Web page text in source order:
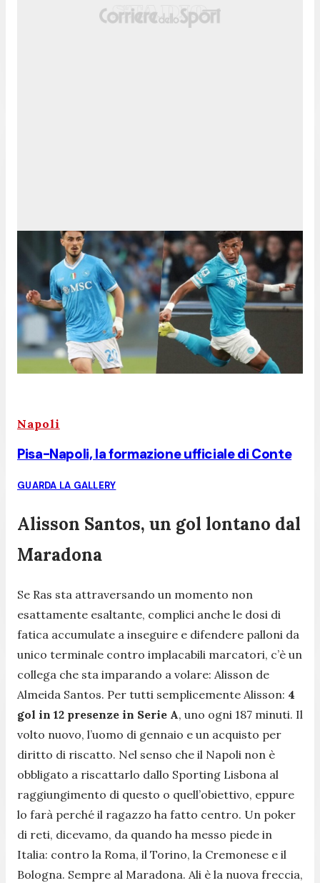
Napoli
Pisa-Napoli, la formazione ufficiale di Conte
GUARDA LA GALLERY
Alisson Santos, un gol lontano dal
Maradona
Se Ras sta attraversando un momento non
esattamente esaltante, complici anche le dosi di
fatica accumulate a inseguire e difendere palloni da
unico terminale contro implacabili marcatori, c’è un
collega che sta imparando a volare: Alisson de
Almeida Santos. Per tutti semplicemente Alisson: 4
gol in 12 presenze in Serie A, uno ogni 187 minuti. Il
volto nuovo, l’uomo di gennaio e un acquisto per
diritto di riscatto. Nel senso che il Napoli non è
obbligato a riscattarlo dallo Sporting Lisbona al
raggiungimento di questo o quell’obiettivo, eppure
lo farà perché il ragazzo ha fatto centro. Un poker
di reti, dicevamo, da quando ha messo piede in
Italia: contro la Roma, il Torino, la Cremonese e il
Bologna. Sempre al Maradona. Ali è la nuova freccia,